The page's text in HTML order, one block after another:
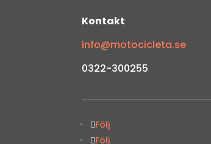
Kontakt
info@motocicleta.se
0322-300255
Följ
Följ